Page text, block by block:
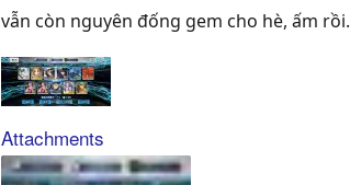
vẫn còn nguyên đống gem cho hè, ấm rồi.
Attachments